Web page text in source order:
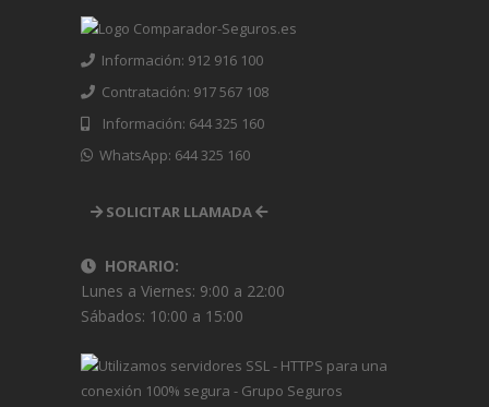
Información: 912 916 100
Contratación: 917 567 108
Información: 644 325 160
WhatsApp: 644 325 160
SOLICITAR LLAMADA
HORARIO:
Lunes a Viernes: 9:00 a 22:00
Sábados: 10:00 a 15:00